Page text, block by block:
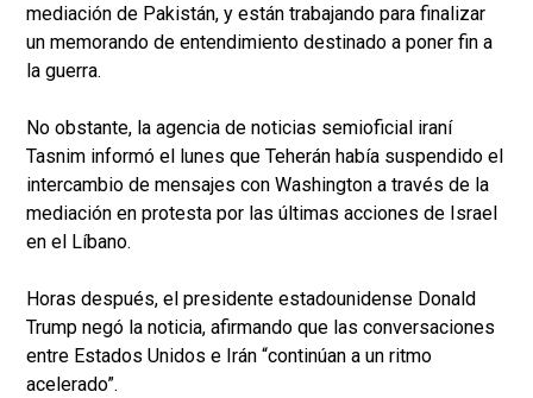
mediación de Pakistán, y están trabajando para finalizar
un memorando de entendimiento destinado a poner fin a
la guerra.
No obstante, la agencia de noticias semioficial iraní
Tasnim informó el lunes que Teherán había suspendido el
intercambio de mensajes con Washington a través de la
mediación en protesta por las últimas acciones de Israel
en el Líbano.
Horas después, el presidente estadounidense Donald
Trump negó la noticia, afirmando que las conversaciones
entre Estados Unidos e Irán “continúan a un ritmo
acelerado”.